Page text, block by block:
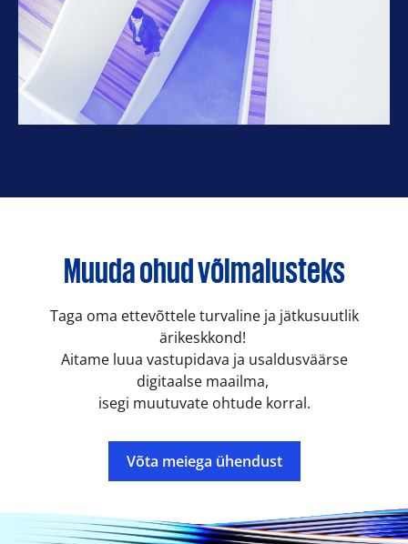
Muuda ohud võimalusteks
Taga oma ettevõttele turvaline ja jätkusuutlik
ärikeskkond!
Aitame luua vastupidava ja usaldusväärse
digitaalse maailma,
isegi muutuvate ohtude korral.
Võta meiega ühendust